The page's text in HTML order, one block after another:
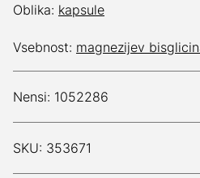
Oblika: kapsule
Vsebnost: magnezijev
Nensi: 1052286
SKU: 353671